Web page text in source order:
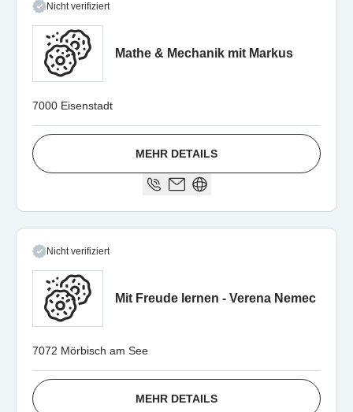
Nicht verifiziert
Mathe & Mechanik mit Markus
7000 Eisenstadt
MEHR DETAILS
Nicht verifiziert
Mit Freude lernen - Verena Nemec
7072 Mörbisch am See
MEHR DETAILS